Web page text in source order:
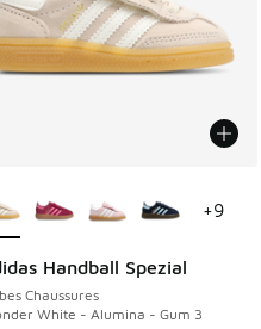
Handball Spezial
Chaussures
White - Alumina - Gum 3
+9